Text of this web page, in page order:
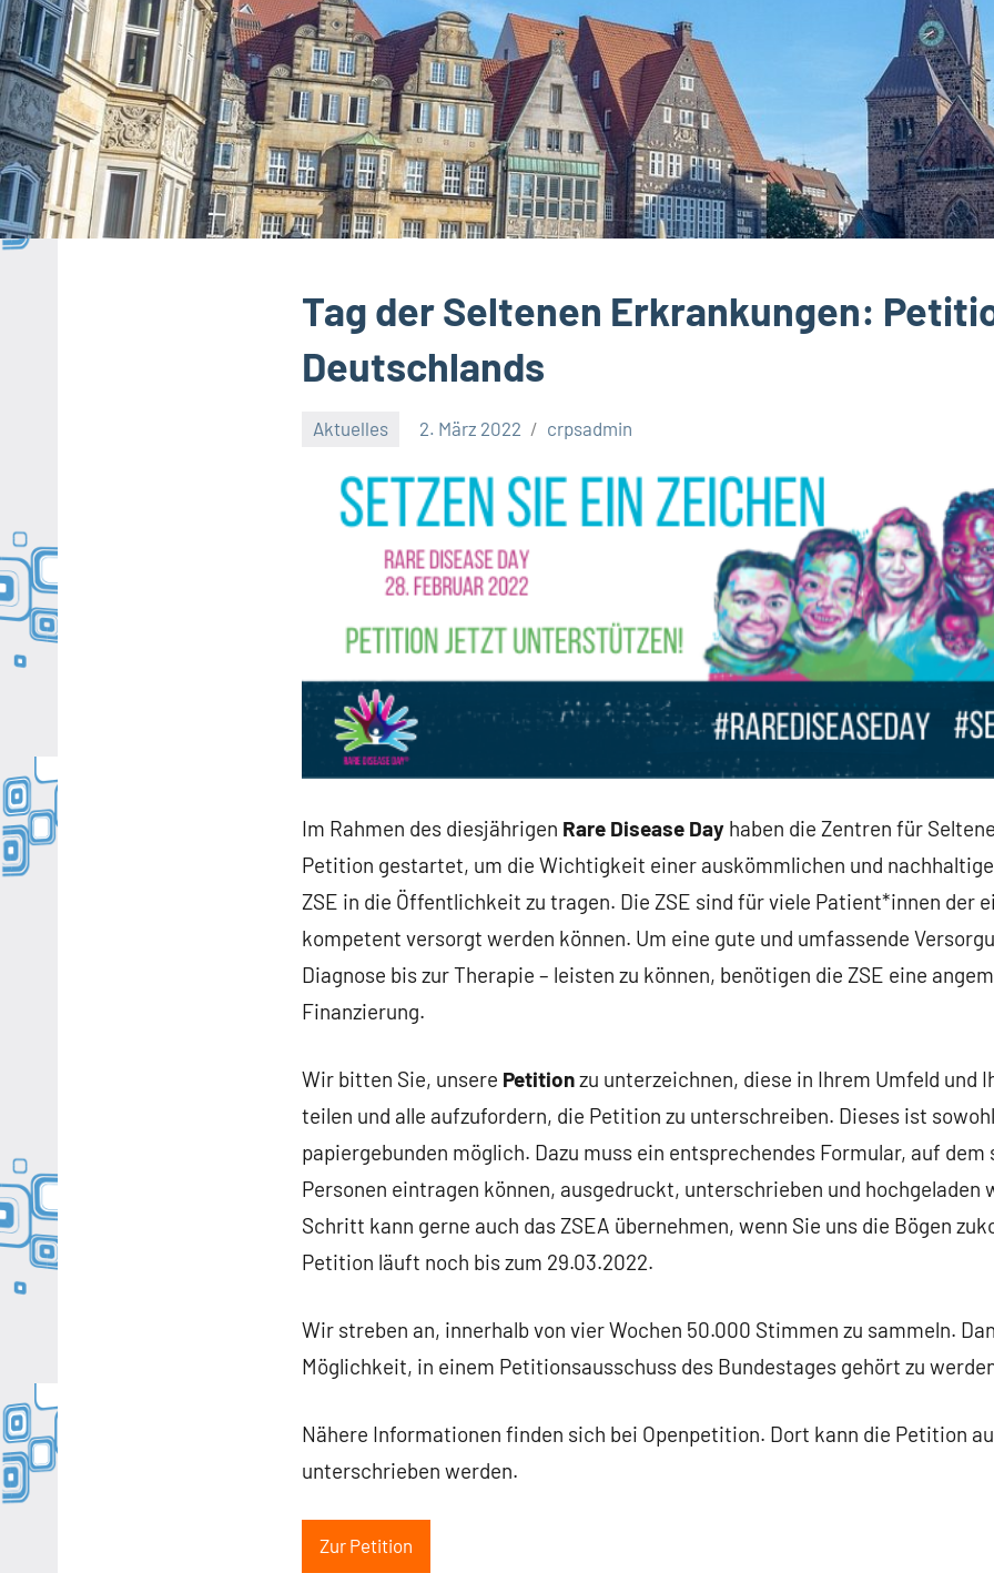
Tag der Seltenen Erkrankungen:
Deutschlands
Aktuelles 2. März 2022 crpsadmin
Kommentare
Im Rahmen des diesjährigen Rare Disease Day haben die Zentren für
Petition gestartet, um die Wichtigkeit einer auskömmlichen und
ZSE in die Öffentlichkeit zu tragen. Die ZSE sind für viele Patient*innen der
kompetent versorgt werden können. Um eine gute und umfassende
Diagnose bis zur Therapie – leisten zu können, benötigen die ZSE eine
Finanzierung.
Wir bitten Sie, unsere Petitionzu unterzeichnen, diese in Ihrem Umfeld und
teilen und alle aufzufordern, die Petition zu unterschreiben. Dieses ist
papiergebunden möglich. Dazu muss ein entsprechendes Formular, auf
Personen eintragen können, ausgedruckt, unterschrieben und hochgeladen
Schritt kann gerne auch das ZSEA übernehmen, wenn Sie uns die Bögen
Petition läuft noch bis zum 29.03.2022.
Wir streben an, innerhalb von vier Wochen 50.000 Stimmen zu sammeln.
Möglichkeit, in einem Petitionsausschuss des Bundestages gehört zu
Nähere Informationen finden sich bei Openpetition. Dort kann die Petition
unterschrieben werden.
Zur Petition